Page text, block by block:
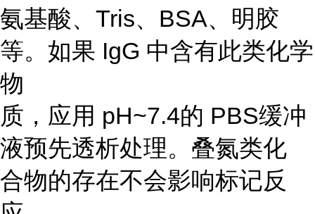
氨基酸、Tris、BSA、明胶
等。如果 IgG 中含有此类化学
物
质，应用 pH~7.4的 PBS缓冲
液预先透析处理。叠氮类化
合物的存在不会影响标记反